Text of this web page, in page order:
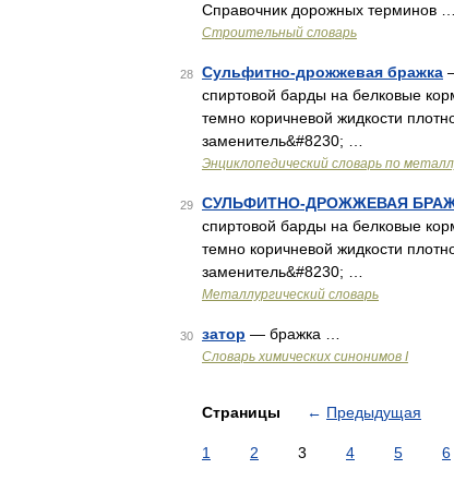
Справочник дорожных терминов …
Строительный словарь
28 Сульфитно-дрожжевая бражка
спиртовой барды на белковые
темно коричневой жидкости
заменитель&#8230; …
Энциклопедический словарь по
29 СУЛЬФИТНО-ДРОЖЖЕВАЯ
спиртовой барды на белковые
темно коричневой жидкости
заменитель&#8230; …
Металлургический словарь
30 затор — бражка …
Cловарь химических синонимов I
Страницы ← Предыдущая
1 2 3 4 5 6